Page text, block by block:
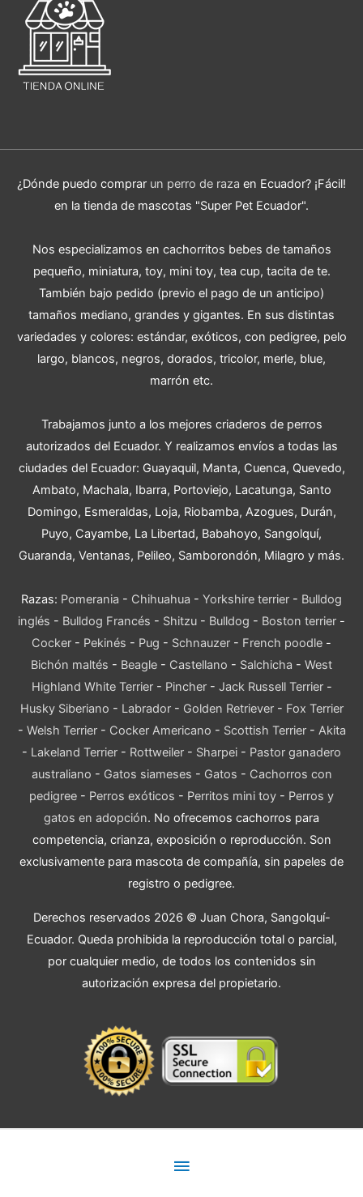
Menú
¿Dónde puedo comprar un perro de raza en Ecuador? ¡Fácil!
en la tienda de mascotas "Super Pet Ecuador".
Nos especializamos en cachorritos bebes de tamaños
pequeño, miniatura, toy, mini toy, tea cup, tacita de te.
También bajo pedido (previo el pago de un anticipo)
tamaños mediano, grandes y gigantes. En sus distintas
variedades y colores: estándar, exóticos, con pedigree, pelo
largo, blancos, negros, dorados, tricolor, merle, blue,
marrón etc.
Trabajamos junto a los mejores criaderos de perros
autorizados del Ecuador. Y realizamos envíos a todas las
ciudades del Ecuador: Guayaquil, Manta, Cuenca, Quevedo,
Ambato, Machala, Ibarra, Portoviejo, Lacatunga, Santo
Domingo, Esmeraldas, Loja, Riobamba, Azogues, Durán,
Puyo, Cayambe, La Libertad, Babahoyo, Sangolquí,
Guaranda, Ventanas, Pelileo, Samborondón, Milagro y más.
Razas: Pomerania - Chihuahua - Yorkshire terrier - Bulldog
inglés - Bulldog Francés - Shitzu - Bulldog - Boston terrier -
Cocker - Pekinés - Pug - Schnauzer - French poodle -
Bichón maltés - Beagle - Castellano - Salchicha - West
Highland White Terrier- Pincher- Jack Russell Terrier-
Husky Siberiano - Labrador- Golden Retriever- Fox Terrier
- Welsh Terrier- Cocker Americano - Scottish Terrier- Akita
- Lakeland Terrier - Rottweiler - Sharpei - Pastor ganadero
australiano - Gatos siameses - Gatos - Cachorros con
pedigree - Perros exóticos - Perritos mini toy - Perros y
gatos en adopción. No ofrecemos cachorros para
competencia, crianza, exposición o reproducción. Son
exclusivamente para mascota de compañía, sin papeles de
registro o pedigree.
Derechos reservados 2026 © Juan Chora, Sangolquí-
Ecuador. Queda prohibida la reproducción total o parcial,
por cualquier medio, de todos los contenidos sin
autorización expresa del propietario.